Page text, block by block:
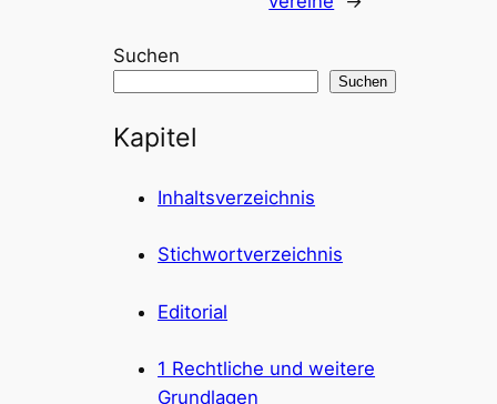
Suchen
Suchen
Kapitel
Inhaltsverzeichnis
Stichwortverzeichnis
Editorial
1 Rechtliche und weitere
Grundlagen